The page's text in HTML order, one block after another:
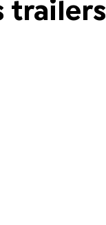
trailers